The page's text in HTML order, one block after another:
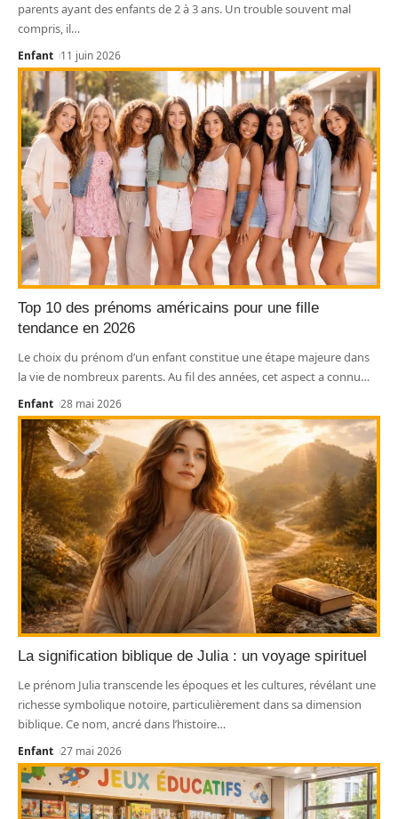
parents ayant des enfants de 2 à 3 ans. Un trouble souvent mal
compris, il…
Enfant 11 juin 2026
Top 10 des prénoms américains pour une fille
tendance en 2026
Le choix du prénom d’un enfant constitue une étape majeure dans
la vie de nombreux parents. Au fil des années, cet aspect a connu…
Enfant 28 mai 2026
La signification biblique de Julia : un voyage spirituel
Le prénom Julia transcende les époques et les cultures, révélant une
richesse symbolique notoire, particulièrement dans sa dimension
biblique. Ce nom, ancré dans l’histoire…
Enfant 27 mai 2026